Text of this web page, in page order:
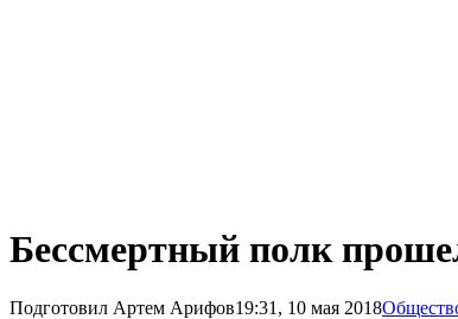
Бессмертный полк
Подготовил Артем Арифов19:31, 10 мая 2018